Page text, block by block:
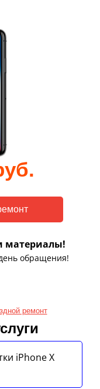
материалы!
обращения!
ремонт
iPhone X